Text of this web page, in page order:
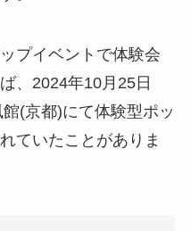
プイベントで体験会
、2024年10月25日
(京都)にて体験型ポッ
ていたことがありま